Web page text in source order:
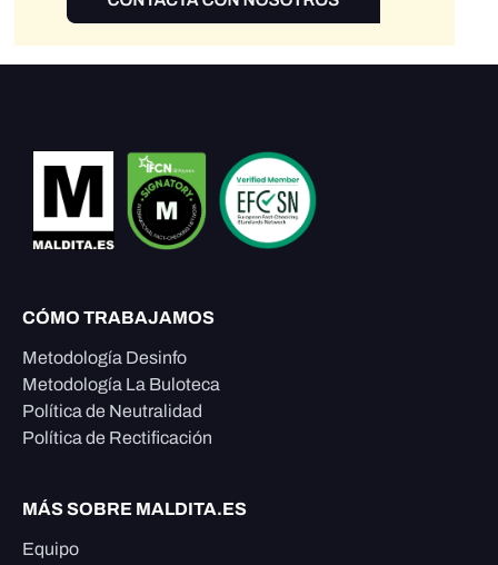
CÓMO TRABAJAMOS
Metodología Desinfo
Metodología La Buloteca
Política de Neutralidad
Política de Rectificación
MÁS SOBRE MALDITA.ES
Equipo